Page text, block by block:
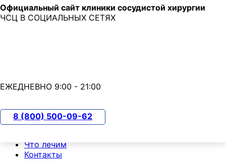
Skip to main content
Чек-ап
Прайс-лист
Что лечим
Контакты
Официальный сайт клиники сосудистой хирургии
ЧСЦ В СОЦИАЛЬНЫХ СЕТЯХ
ЕЖЕДНЕВНО 9:00 - 21:00
8 (800) 500-09-62